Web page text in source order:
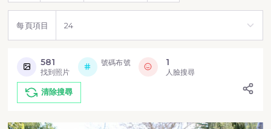
每頁項目
581
找到照片
號碼布號 1
人臉搜尋
清除搜尋